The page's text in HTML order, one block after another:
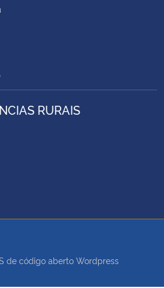
RURAIS
de código aberto Wordpress